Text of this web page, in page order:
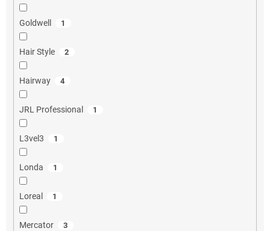
Goldwell 1
Hair Style 2
Hairway 4
JRL Professional 1
L3vel3 1
Londa 1
Loreal 1
Mercator 3